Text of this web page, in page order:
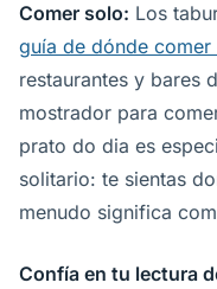
Comer solo: Los
guía de dónde comer
restaurantes y bares
mostrador para
prato do dia es
solitario: te sientas
menudo significa
Confía en tu lectura